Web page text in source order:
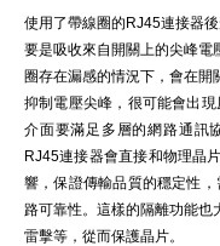
使用了帶線圈的RJ45連接器
要是吸收來自開關上的尖峰電
圈存在漏感的情況下，會在
抑制電壓尖峰，很可能會出
介面要滿足多層的網路通訊
RJ45連接器會直接和物理晶
響，保證傳輸品質的穩定性
路可靠性。這樣的隔離功能也
雷擊等，從而保護晶片。